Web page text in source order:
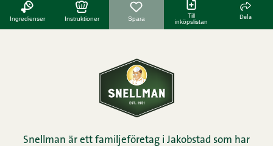
Ingredienser Instruktioner Spara
Till
inköpslistan
Dela
Snellman är ett familjeföretag i Jakobstad som har